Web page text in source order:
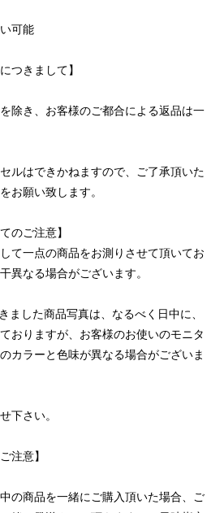
可能
つきまして】
除き、お客様のご都合による返品は一
ルはできかねますので、ご了承頂いた
お願い致します。
のご注意】
て一点の商品をお測りさせて頂いてお
異なる場合がございます。
ました商品写真は、なるべく日中に、
おりますが、お客様のお使いのモニタ
カラーと色味が異なる場合がございま
下さい。
注意】
の商品を一緒にご購入頂いた場合、ご